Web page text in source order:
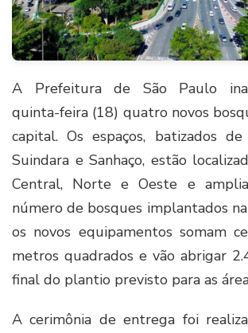
A Prefeitura de São Paulo
quinta-feira (18) quatro novos
capital. Os espaços, batizados de
Suindara e Sanhaço, estão
Central, Norte e Oeste e
número de bosques implantados
os novos equipamentos somam
metros quadrados e vão abrigar
final do plantio previsto para as
A cerimônia de entrega foi